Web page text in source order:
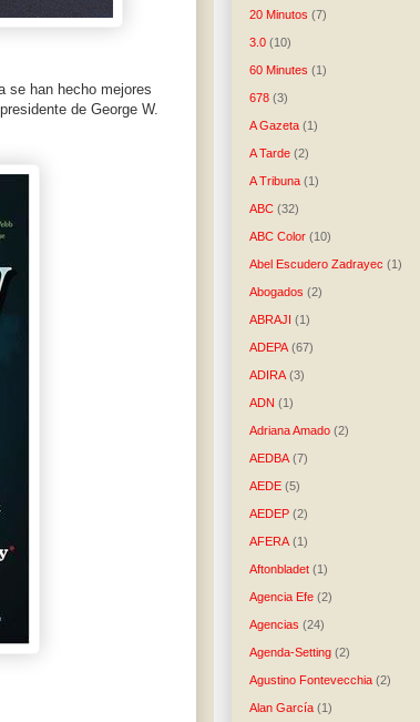
se han hecho mejores
de George W.
20 Minutos (7)
3.0 (10)
60 Minutes (1)
678 (3)
A Gazeta (1)
A Tarde (2)
A Tribuna (1)
ABC (32)
ABC Color (10)
Abel Escudero Zadrayec (1)
Abogados (2)
ABRAJI (1)
ADEPA (67)
ADIRA (3)
ADN (1)
Adriana Amado (2)
AEDBA (7)
AEDE (5)
AEDEP (2)
AFERA (1)
Aftonbladet (1)
Agencia Efe (2)
Agencias (24)
Agenda-Setting (2)
Agustino Fontevecchia (2)
Alan García (1)